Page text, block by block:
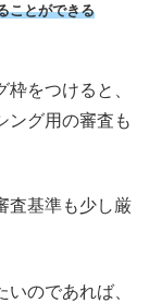
ことができる
をつけると、
ング用の審査も
査基準も少し厳
のであれば、